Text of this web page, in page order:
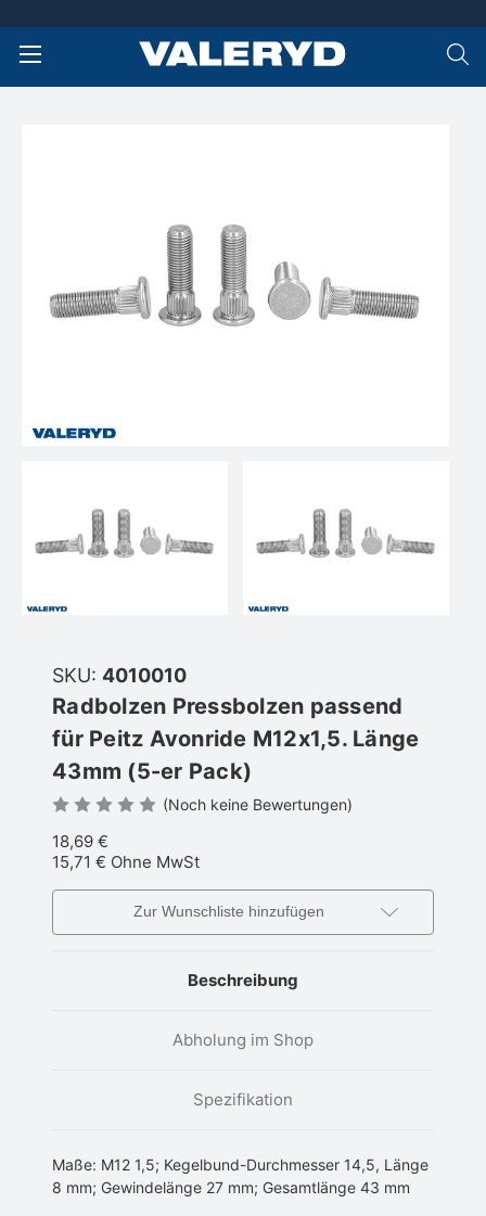
SKU: 4010010
Radbolzen Pressbolzen passend
für Peitz Avonride M12x1,5. Länge
43mm (5-er Pack)
(Noch keine Bewertungen)
18,69 €
15,71 € Ohne MwSt
Zur Wunschliste hinzufügen
Beschreibung
Abholung im Shop
Spezifikation
Maße: M12 1,5; Kegelbund-Durchmesser 14,5, Länge
8 mm; Gewindelänge 27 mm; Gesamtlänge 43 mm